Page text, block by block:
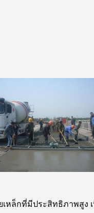
ยเหล็กที่มีประสิทธิภาพสู